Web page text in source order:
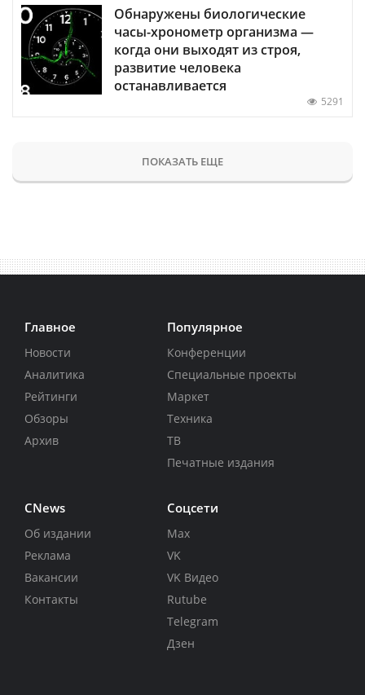
Обнаружены биологические
часы-хронометр организма —
когда они выходят из строя,
развитие человека
останавливается
5291
ПОКАЗАТЬ ЕЩЕ
Главное
Новости
Аналитика
Рейтинги
Обзоры
Архив
Популярное
Конференции
Специальные проекты
Маркет
Техника
ТВ
Печатные издания
CNews
Об издании
Реклама
Вакансии
Контакты
Соцсети
Max
VK
VK Видео
Rutube
Telegram
Дзен